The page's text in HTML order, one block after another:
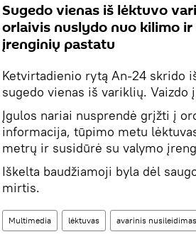
Sugedo vienas iš lėktuvo
orlaivis nuslydo nuo kilimo
įrenginių pastatu
Ketvirtadienio rytą An-24 skrido
sugedo vienas iš variklių. Vaizdo
Įgulos nariai nusprendė grįžti į
informacija, tūpimo metu
metrų ir susidūrė su valymo
Iškelta baudžiamoji byla dėl
mirtis.
Multimedia lėktuvas avarinis nusileidimas